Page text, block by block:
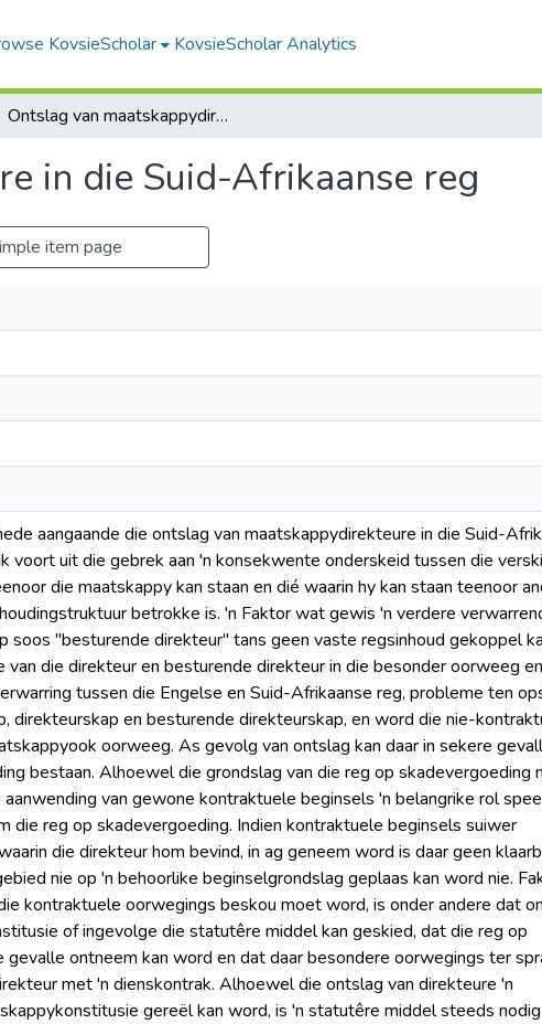
KovsieScholar KovsieScholar Analytics
Ontslag van maatskappydirekteure in die Suid-Afrikaanse reg
in die Suid-Afrikaanse reg
item page
aangaande die ontslag van maatskappydirekteure in die Suid-
voort uit die gebrek aan 'n konsekwente onderskeid tussen die
die maatskappy kan staan en dié waarin hy kan staan teenoor
betrokke is. 'n Faktor wat gewis 'n verdere
soos "besturende direkteur" tans geen vaste regsinhoud gekoppel
van die direkteur en besturende direkteur in die besonder oorweeg
tussen die Engelse en Suid-Afrikaanse reg, probleme ten
direkteurskap en besturende direkteurskap, en word die nie-
oorweeg. As gevolg van ontslag kan daar in sekere
bestaan. Alhoewel die grondslag van die reg op skadevergoeding
van gewone kontraktuele beginsels 'n belangrike rol
die reg op skadevergoeding. Indien kontraktuele beginsels suiwer
die direkteur hom bevind, in ag geneem word is daar geen
nie op 'n behoorlike beginselgrondslag geplaas kan word nie.
kontraktuele oorwegings beskou moet word, is onder andere dat
of ingevolge die statutêre middel kan geskied, dat die reg op
ontneem kan word en dat daar besondere oorwegings ter
met 'n dienskontrak. Alhoewel die ontslag van direkteure 'n
gereël kan word, is 'n statutêre middel steeds